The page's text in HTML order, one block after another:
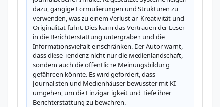
dazu, gängige Formulierungen und Strukturen zu
verwenden, was zu einem Verlust an Kreativität und
Originalität führt. Dies kann das Vertrauen der Leser
in die Berichterstattung untergraben und die
Informationsvielfalt einschränken. Der Autor warnt,
dass diese Tendenz nicht nur die Medienlandschaft,
sondern auch die öffentliche Meinungsbildung
gefährden könnte. Es wird gefordert, dass
Journalisten und Medienhäuser bewusster mit KI
umgehen, um die Einzigartigkeit und Tiefe ihrer
Berichterstattung zu bewahren.